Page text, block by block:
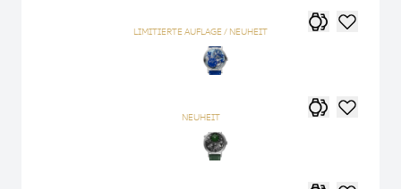
LIMITIERTE AUFLAGE / NEUHEIT
NEUHEIT